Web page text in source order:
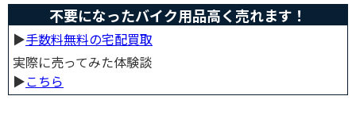
不要になったバイク用品高く売れます！
▶︎手数料無料の宅配買取
実際に売ってみた体験談
▶︎こちら